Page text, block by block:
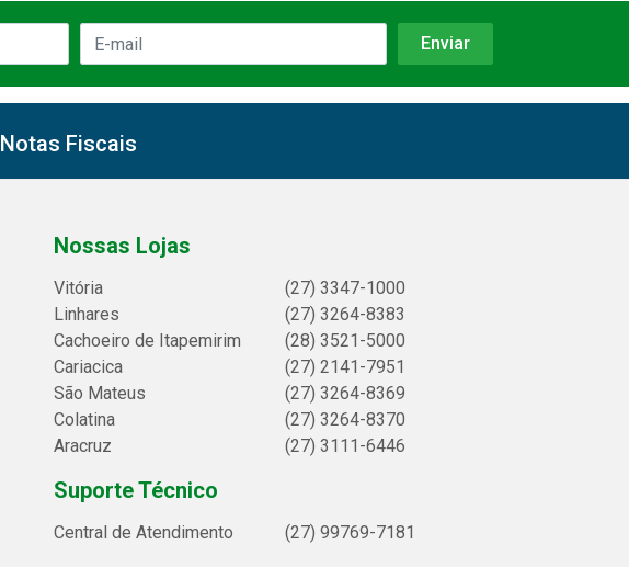
Notas Fiscais
Nossas Lojas
Vitória
(27) 3347-1000
Linhares
(27) 3264-8383
Cachoeiro de Itapemirim
(28) 3521-5000
Cariacica
(27) 2141-7951
São Mateus
(27) 3264-8369
Colatina
(27) 3264-8370
Aracruz
(27) 3111-6446
Suporte Técnico
Central de Atendimento (27) 99769-7181